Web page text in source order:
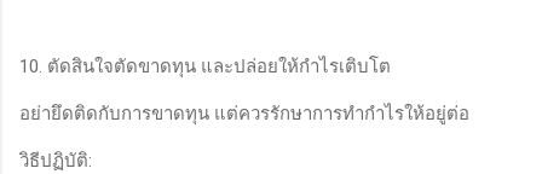
10. ตัดสินใจตัดขาดทุน และปล่อยให้กำไรเติบโต
อย่ายึดติดกับการขาดทุน แต่ควรรักษาการทำกำไรให้อยู่ต่อ
วิธีปฏิบัติ: